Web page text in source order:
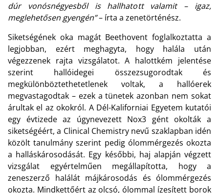
dúr vonósnégyesből is hallhatott valamit – igaz,
meglehetősen gyengén”– írta a zenetörténész.
Siketségének oka magát Beethovent foglalkoztatta a
legjobban, ezért meghagyta, hogy halála után
végezzenek rajta vizsgálatot. A halottkém jelentése
szerint hallóidegei összezsugorodtak és
megkülönböztethetetlenek voltak, a hallóerek
megvastagodtak – ezek a tünetek azonban nem sokat
árultak el az okokról. A Dél-Kaliforniai Egyetem kutatói
egy évtizede az úgynevezett Nox3 gént okolták a
siketségéért, a Clinical Chemistry nevű szaklapban idén
közölt tanulmány szerint pedig ólommérgezés okozta
a halláskárosodását. Egy későbbi, haj alapján végzett
vizsgálat egyértelműen megállapította, hogy a
zeneszerző halálát májkárosodás és ólommérgezés
okozta. Mindkettőért az olcsó, ólommal ízesített borok